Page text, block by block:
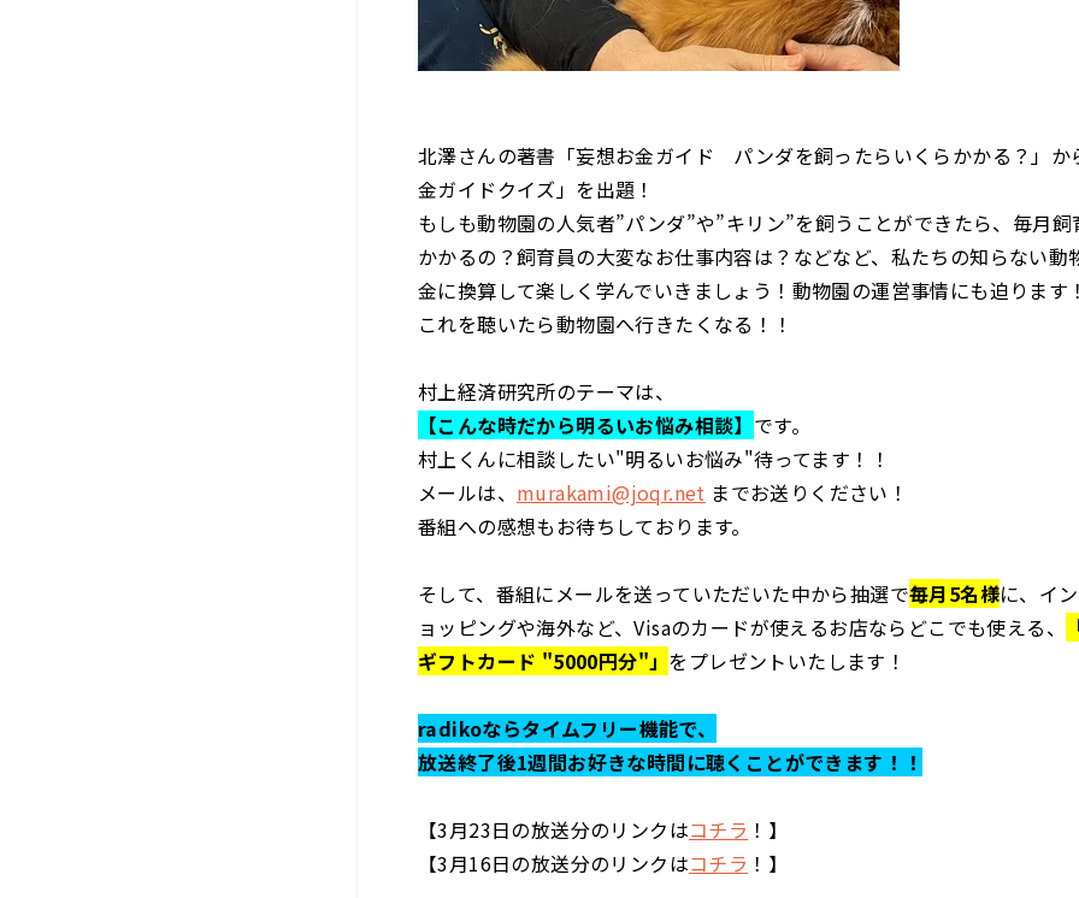
北澤さんの著書「妄想お金ガイド パンダを飼ったらいくらかかる？」か
金ガイドクイズ」を出題！
もしも動物園の人気者”パンダ”や”キリン”を飼うことができたら、毎月飼
かかるの？飼育員の大変なお仕事内容は？などなど、私たちの知らない動
金に換算して楽しく学んでいきましょう！動物園の運営事情にも迫ります！
これを聴いたら動物園へ行きたくなる！！
村上経済研究所のテーマは、
【こんな時だから明るいお悩み相談】 です。
村上くんに相談したい"明るいお悩み"待ってます！！
メールは、 murakami@joqr.net までお送りください！
番組への感想もお待ちしております。
そして、番組にメールを送っていただいた中から抽選で毎月5名様に、イ
ョッピングや海外など、Visaのカードが使えるお店ならどこでも使える、
ギフトカード "5000円分"」 をプレゼントいたします！
radikoならタイムフリー機能で、
放送終了後1週間お好きな時間に聴くことができます！！
【3月23日の放送分のリンクはコチラ ！】
【3月16日の放送分のリンクはコチラ ！】